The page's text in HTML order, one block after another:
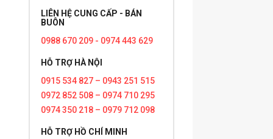
LIÊN HỆ CUNG CẤP - BÁN
BUÔN
0988 670 209 - 0974 443 629
HỖ TRỢ HÀ NỘI
0915 534 827 – 0943 251 515
0972 852 508 – 0974 710 295
0974 350 218 – 0979 712 098
HỖ TRỢ HỒ CHÍ MINH